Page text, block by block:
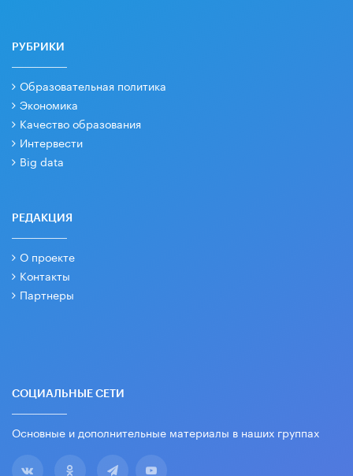
РУБРИКИ
Образовательная политика
Экономика
Качество образования
Интервести
Big data
РЕДАКЦИЯ
О проекте
Контакты
Партнеры
СОЦИАЛЬНЫЕ СЕТИ
Основные и дополнительные материалы в наших группах